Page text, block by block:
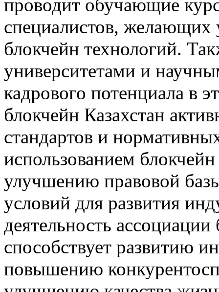
проводит обучающие
специалистов, желающих
блокчейн технологий.
университетами и
кадрового потенциала в
блокчейн Казахстан
стандартов и
использованием
улучшению правовой
условий для развития
деятельность ассоциации
способствует развитию
повышению